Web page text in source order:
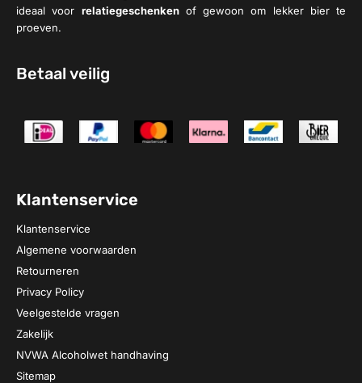
ideaal voor relatiegeschenkenof gewoon om lekker bier te
proeven.
Betaal veilig
Klantenservice
Klantenservice
Algemene voorwaarden
Retourneren
Privacy Policy
Veelgestelde vragen
Zakelijk
NVWA Alcoholwet handhaving
Sitemap